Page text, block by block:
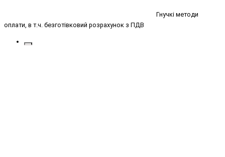
Гнучкі методи
оплати, в т.ч. безготівковий розрахунок з ПДВ